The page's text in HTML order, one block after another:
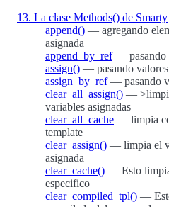
13. La clase Methods() de Smarty
append() — agregando
asignada
append_by_ref— pasando
assign() — pasando
assign_by_ref— pasando
clear_all_assign() —
variables asignadas
clear_all_cache — limpia
template
clear_assign() — limpia el
asignada
clear_cache() — Esto
especifico
clear_compiled_tpl() —